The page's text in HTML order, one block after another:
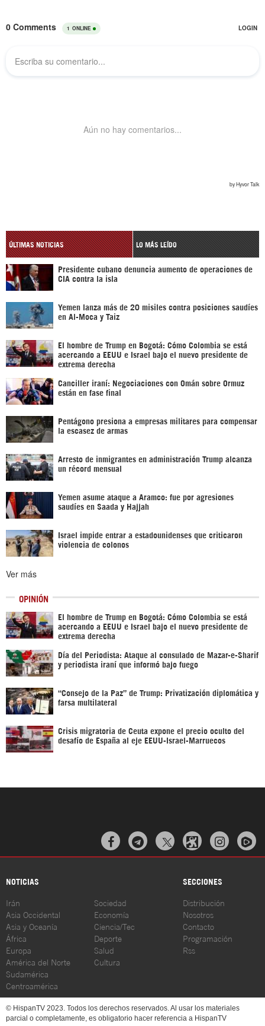
ÚLTIMAS NOTICIAS LO MÁS LEÍDO
Presidente cubano denuncia aumento de operaciones de
CIA contra la isla
Yemen lanza más de 20 misiles contra posiciones saudíes
en Al-Moca y Taiz
El hombre de Trump en Bogotá: Cómo Colombia se está
acercando a EEUU e Israel bajo el nuevo presidente de
extrema derecha
Canciller iraní: Negociaciones con Omán sobre Ormuz
están en fase final
Pentágono presiona a empresas militares para compensar
la escasez de armas
Arresto de inmigrantes en administración Trump alcanza
un récord mensual
Yemen asume ataque a Aramco: fue por agresiones
saudíes en Saada y Hajjah
Israel impide entrar a estadounidenses que criticaron
violencia de colonos
Ver más
OPINIÓN
El hombre de Trump en Bogotá: Cómo Colombia se está
acercando a EEUU e Israel bajo el nuevo presidente de
extrema derecha
Día del Periodista: Ataque al consulado de Mazar-e-Sharif
y periodista iraní que informó bajo fuego
“Consejo de la Paz” de Trump: Privatización diplomática y
farsa multilateral
Crisis migratoria de Ceuta expone el precio oculto del
desafío de España al eje EEUU-Israel-Marruecos
  
NOTICIAS SECCIONES
Irán
Asia Occidental
Asia y Oceanía
África
Europa
América del Norte
Sudamérica
Centroamérica
Sociedad
Economía
Ciencia/Tec
Deporte
Salud
Cultura
Distribución
Nosotros
Contacto
Programación
Rss
© HispanTV 2023. Todos los derechos reservados. Al usar los materiales
parcial o completamente, es obligatorio hacer referencia a HispanTV